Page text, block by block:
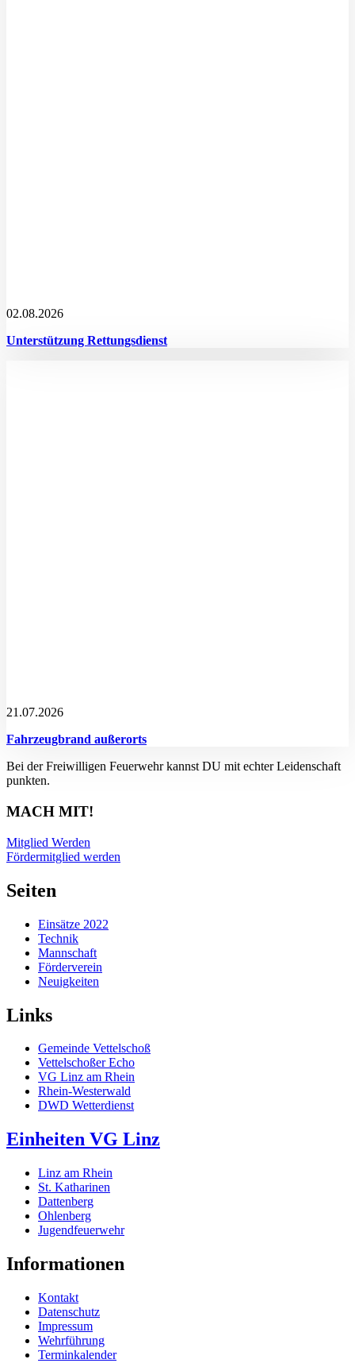
02.08.2026
Unterstützung Rettungsdienst
21.07.2026
Fahrzeugbrand außerorts
Bei der Freiwilligen Feuerwehr kannst DU mit echter Leidenschaft
punkten.
MACH MIT!
Mitglied Werden
Fördermitglied werden
Seiten
Einsätze 2022
Technik
Mannschaft
Förderverein
Neuigkeiten
Links
Gemeinde Vettelschoß
Vettelschoßer Echo
VG Linz am Rhein
Rhein-Westerwald
DWD Wetterdienst
Einheiten VG Linz
Linz am Rhein
St. Katharinen
Dattenberg
Ohlenberg
Jugendfeuerwehr
Informationen
Kontakt
Datenschutz
Impressum
Wehrführung
Terminkalender